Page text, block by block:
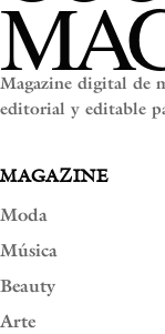
Magazine digital de
editorial y editable
MAGAZINE
Moda
Música
Beauty
Arte